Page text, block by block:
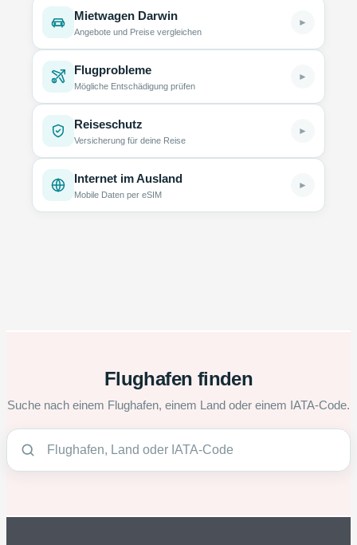
Mietwagen Darwin
Angebote und Preise vergleichen
►
Flugprobleme
Mögliche Entschädigung prüfen
►
Reiseschutz
Versicherung für deine Reise
►
Internet im Ausland
Mobile Daten per eSIM
►
Flughafen finden
Suche nach einem Flughafen, einem Land oder einem IATA-Code.